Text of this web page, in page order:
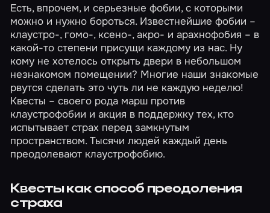
Есть, впрочем, и серьезные фобии, с которыми
можно и нужно бороться. Известнейшие фобии –
клаустро-, гомо-, ксено-, акро- и арахнофобия – в
какой-то степени присущи каждому из нас. Ну
кому не хотелось открыть двери в небольшом
незнакомом помещении? Многие наши знакомые
рвутся сделать это чуть ли не каждую неделю!
Квесты – своего рода марш против
клаустрофобии и акция в поддержку тех, кто
испытывает страх перед замкнутым
пространством. Тысячи людей каждый день
преодолевают клаустрофобию.
Квесты как способ преодоления
страха